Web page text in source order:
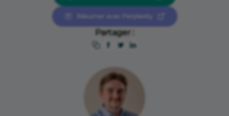
Résumer avec Perplexity
Partager :